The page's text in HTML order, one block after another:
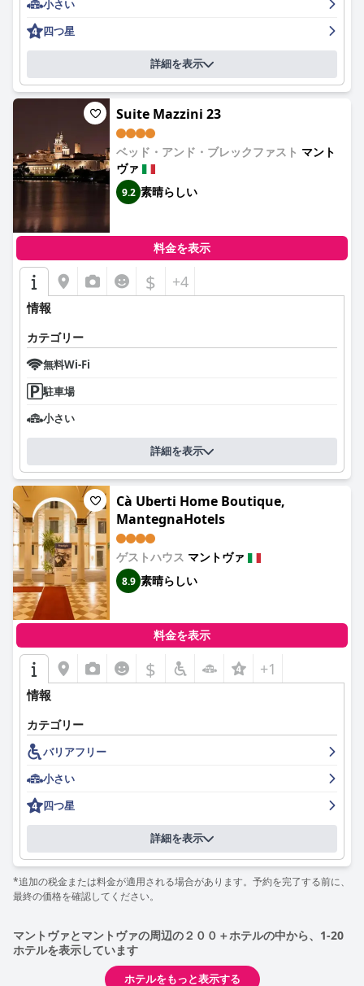
ネットサービスに満足しています。
ホテルの近くの駐車場オプションは、公共および民間のガレージ
から、より手頃な路上駐車場まで様々です。便利で、多くの場合
安全ですが、混雑時には場所を見つけるのが難しい場合がありま
す。
周辺のナイトライフは比較的静かで、穏やかな滞在に貢献してい
ますが、ホテルのロケーションは近くのバーへのアクセスも容易
で、宿泊客は地元の夜の雰囲気を楽しむことができます。
寝具に関しては、宿泊客のフィードバックは分かれています。多
くの人がベッドを快適で、ぐっすり眠れると感じていますが、マ
ットレスが少し硬すぎると指摘する人もいます。この複雑な感情
は枕にも及んでいます。
犬連れの場合、レジデンツァ・アッカデミアは協力的ですが、ペ
ットには追加料金がかかります。一部の宿泊客はこれを過剰だと
考えています。それにもかかわらず、スタッフはペットとその飼
い主の両方にとって、スムーズで温かい体験を保証します。
全体として、レジデンツァ・アッカデミアは、絶好のロケーショ
ン、清潔さ、質の高い朝食、フレンドリーなスタッフが際立って
おり、マントヴァの歴史的な魅力を十分に体験したい人にとっ
て、確かな選択肢となります。改善の余地がいくつかあるもの
の、肯定的な側面が全体的な宿泊客体験を大幅に向上させていま
小さい
四つ星
詳細を表示
Suite Mazzini 23
ベッド・アンド・ブレックファスト マント
ヴァ
9.2 素晴らしい
料金を表示
$ +4
情報
カテゴリー
無料Wi-Fi
駐車場
小さい
詳細を表示
Cà Uberti Home Boutique,
MantegnaHotels
ゲストハウス マントヴァ
8.9 素晴らしい
料金を表示
$ +1
情報
カテゴリー
バリアフリー
小さい
四つ星
詳細を表示
*追加の税金または料金が適用される場合があります。予約を完了する前に、
最終の価格を確認してください。
マントヴァとマントヴァの周辺の２００＋ホテルの中から、1-20
ホテルを表示しています
ホテルをもっと表示する